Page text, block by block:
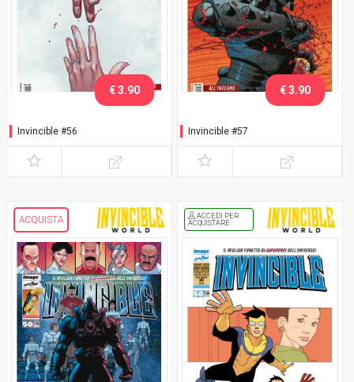
Invincible #56
€ 3.90
Invincible #57
€ 3.90
ACQUISTA
ACCEDI PER
ACQUISTARE